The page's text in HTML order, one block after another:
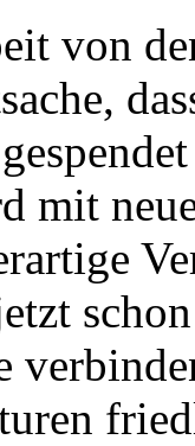
von
mit